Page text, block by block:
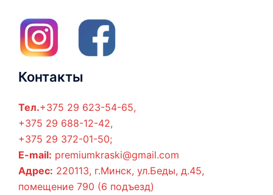
Контакты
Тел.+375 29 623-54-65,
+375 29 688-12-42,
+375 29 372-01-50;
E-mail: premiumkraski@gmail.com
Адрес: 220113, г.Минск, ул.Беды, д.45,
помещение 790 (6 подъезд)